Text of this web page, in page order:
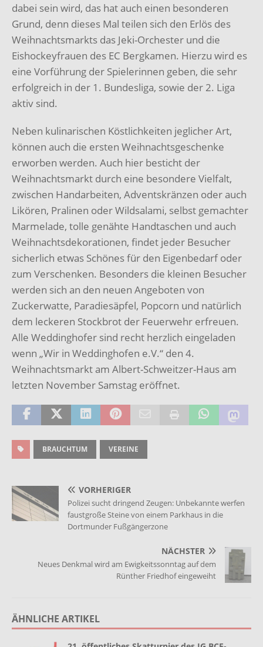
dabei sein wird, das hat auch einen besonderen
Grund, denn dieses Mal teilen sich den Erlös des
Weihnachtsmarkts das Jeki-Orchester und die
Eishockeyfrauen des EC Bergkamen. Hierzu wird es
eine Vorführung der Spielerinnen geben, die sehr
erfolgreich in der 1. Bundesliga, sowie der 2. Liga
aktiv sind.
Neben kulinarischen Köstlichkeiten jeglicher Art,
können auch die ersten Weihnachtsgeschenke
erworben werden. Auch hier besticht der
Weihnachtsmarkt durch eine besondere Vielfalt,
zwischen Handarbeiten, Adventskränzen oder auch
Likören, Pralinen oder Wildsalami, selbst gemachter
Marmelade, tolle genähte Handtaschen und auch
Weihnachtsdekorationen, findet jeder Besucher
sicherlich etwas Schönes für den Eigenbedarf oder
zum Verschenken. Besonders die kleinen Besucher
werden sich an den neuen Angeboten von
Zuckerwatte, Paradiesäpfel, Popcorn und natürlich
dem leckeren Stockbrot der Feuerwehr erfreuen.
Alle Weddinghofer sind recht herzlich eingeladen
wenn „Wir in Weddinghofen e.V.“ den 4.
Weihnachtsmarkt am Albert-Schweitzer-Haus am
letzten November Samstag eröffnet.
BRAUCHTUM VEREINE
VORHERIGER
Polizei sucht dringend Zeugen: Unbekannte werfen
faustgroße Steine von einem Parkhaus in die
Dortmunder Fußgängerzone
NÄCHSTER
Neues Denkmal wird am Ewigkeitssonntag auf dem
Rünther Friedhof eingeweiht
ÄHNLICHE ARTIKEL